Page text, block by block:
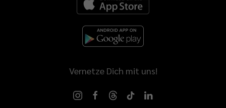
Vernetze Dich mit uns!